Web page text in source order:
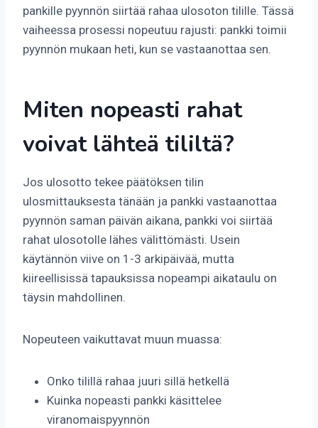
pankille pyynnön siirtää rahaa ulosoton tilille. Tässä
vaiheessa prosessi nopeutuu rajusti: pankki toimii
pyynnön mukaan heti, kun se vastaanottaa sen.
Miten nopeasti rahat
voivat lähteä tililtä?
Jos ulosotto tekee päätöksen tilin
ulosmittauksesta tänään ja pankki vastaanottaa
pyynnön saman päivän aikana, pankki voi siirtää
rahat ulosotolle lähes välittömästi. Usein
käytännön viive on 1-3 arkipäivää, mutta
kiireellisissä tapauksissa nopeampi aikataulu on
täysin mahdollinen.
Nopeuteen vaikuttavat muun muassa:
Onko tilillä rahaa juuri sillä hetkellä
Kuinka nopeasti pankki käsittelee
viranomaispyynnön